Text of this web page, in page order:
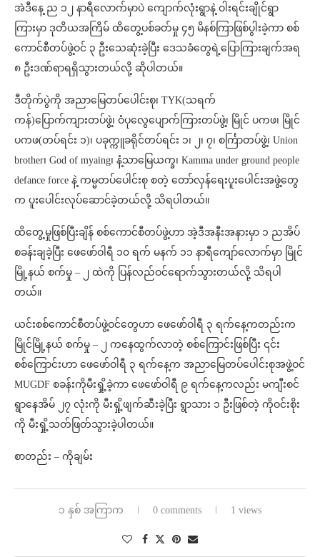
အဲဒီနေ့ ည ၁၂ နာရီလောက်မှာပဲ ကျောက်လုံးရွာနဲ့ ဝါးရင်းချိုင်ရွာ
ကြားမှာ ဒုတိယအကြိမ် ထိတွေ့ပစ်ခတ်မှု ၄၅ မိနစ်ကြာဖြစ်ပွါးခဲ့ကာ စစ်
ကောင်စီတပ်ဖွဲ့ဝင် ၃ ဦးသေဆုံးခဲ့ပြီး ဒေသခံတွေရဲ့ပြောကြားချက်အရ
၈ ဦးဒဏ်ရာရရှိသွားတယ်လို့ ဆိုပါတယ်။
ဒီတိုက်ပွဲကို အညာမြေတပ်ပေါင်းစု၊ TYK(သရက်
ကန်)ပြောက်ကျားတပ်ဖွဲ့၊ ဝံပုလွေပျောက်ကြားတပ်ဖွဲ့၊ မြိုင် ပကဖ၊ မြိုင်
ပကဖ(တပ်ရင်း ၁)၊ ပခုက္ကူခရိုင်တပ်ရင်း ၁၊ ၂၊ ၇၊ စင်္ကြာတပ်ဖွဲ့၊ Union
brother၊ God of myaing၊ နံ့သာမြေယက္ခ၊ Kamma under ground people
defance force နဲ့ ကမ္မတပ်ပေါင်းစု စတဲ့ တော်လှန်ရေးပူးပေါင်းအဖွဲ့တွေ
က ပူးပေါင်းလုပ်ဆောင်ခဲ့တယ်လို့ သိရပါတယ်။
ထိတွေ့မှုဖြစ်ပြီးချိန် စစ်ကောင်စီတပ်ဖွဲ့ဟာ အဲ့ဒီအနီးအနားမှာ ၁ ညအိပ်
စခန်းချခဲ့ပြီး ဖေဖော်ဝါရီ ၁၀ ရက် မနက် ၁၁ နာရီကျော်လောက်မှာ မြိုင်
မြို့နယ် စက်မှု – ၂ ထဲကို ပြန်လည်ဝင်ရောက်သွားတယ်လို့ သိရပါ
တယ်။
ယင်းစစ်ကောင်စီတပ်ဖွဲ့ဝင်တွေဟာ ဖေဖော်ဝါရီ ၃ ရက်နေ့ကတည်းက
မြိုင်မြို့နယ် စက်မှု – ၂ ကနေထွက်လာတဲ့ စစ်ကြောင်းဖြစ်ပြီး ၎င်း
စစ်ကြောင်းဟာ ဖေဖော်ဝါရီ ၃ ရက်နေ့က အညာမြေတပ်ပေါင်းစုအဖွဲ့ဝင်
MUGDF စခန်းကိုမီးရှို့ခဲ့ကာ ဖေဖော်ဝါရီ ၉ ရက်နေ့ကလည်း မကျီးစင်
ရွာနေအိမ် ၂၇ လုံးကို မီးရှို့ဖျက်ဆီးခဲ့ပြီး ရွာသား ၁ ဦးဖြစ်တဲ့ ကိုဝင်းစိုး
ကို မီးရှို့သတ်ဖြတ်သွားခဲ့ပါတယ်။
စာတည်း – ကိုချမ်း
၁ နှစ် အကြာက 0 comments 1 views